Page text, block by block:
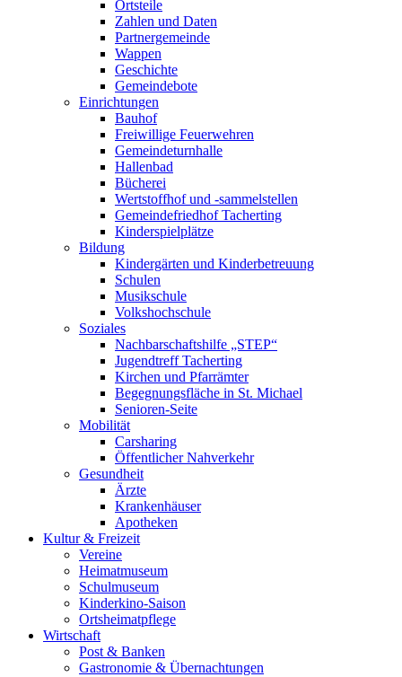
Ortsteile
Zahlen und Daten
Partnergemeinde
Wappen
Geschichte
Gemeindebote
Einrichtungen
Bauhof
Freiwillige Feuerwehren
Gemeindeturnhalle
Hallenbad
Bücherei
Wertstoffhof und -sammelstellen
Gemeindefriedhof Tacherting
Kinderspielplätze
Bildung
Kindergärten und Kinderbetreuung
Schulen
Musikschule
Volkshochschule
Soziales
Nachbarschaftshilfe „STEP“
Jugendtreff Tacherting
Kirchen und Pfarrämter
Begegnungsfläche in St. Michael
Senioren-Seite
Mobilität
Carsharing
Öffentlicher Nahverkehr
Gesundheit
Ärzte
Krankenhäuser
Apotheken
Kultur & Freizeit
Vereine
Heimatmuseum
Schulmuseum
Kinderkino-Saison
Ortsheimatpflege
Wirtschaft
Post & Banken
Gastronomie & Übernachtungen